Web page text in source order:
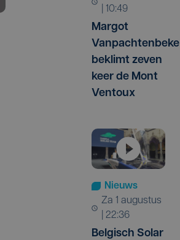
| 10:49
Margot
Vanpachtenbeke
beklimt zeven
keer de Mont
Ventoux
Nieuws
za 1 augustus
| 22:36
Belgisch Solar